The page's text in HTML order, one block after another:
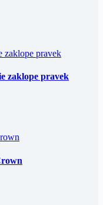
zaklope pravek